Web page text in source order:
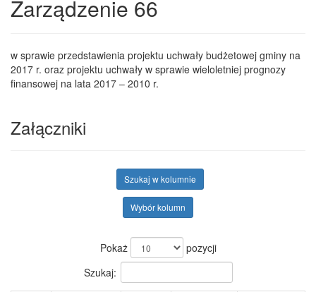
Zarządzenie 66
w sprawie przedstawienia projektu uchwały budżetowej gminy na
2017 r. oraz projektu uchwały w sprawie wieloletniej prognozy
finansowej na lata 2017 – 2010 r.
Załączniki
Szukaj w kolumnie
Wybór kolumn
Pokaż
pozycji
Szukaj: